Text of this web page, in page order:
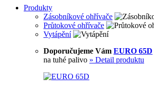
Produkty
Zásobníkové ohřívače
Průtokové ohřívače
Vytápění
Doporučujeme Vám EURO 65D
na tuhé palivo » Detail produktu